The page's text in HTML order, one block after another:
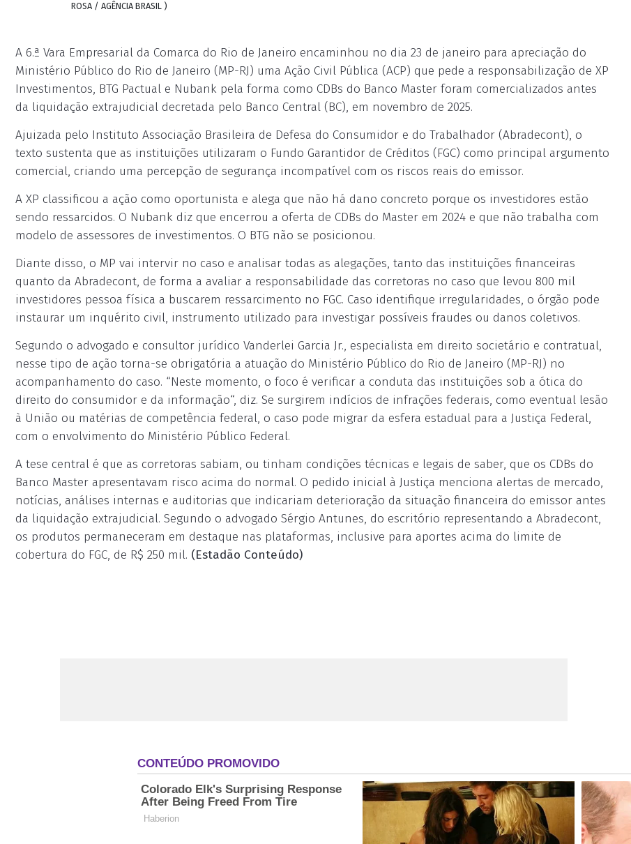
ROSA / AGÊNCIA BRASIL )
A 6.ª Vara Empresarial da Comarca do Rio de Janeiro encaminhou no dia 23 de janeiro para apreciação do
Ministério Público do Rio de Janeiro (MP-RJ) uma Ação Civil Pública (ACP) que pede a responsabilização de XP
Investimentos, BTG Pactual e Nubank pela forma como CDBs do Banco Master foram comercializados antes
da liquidação extrajudicial decretada pelo Banco Central (BC), em novembro de 2025.
Ajuizada pelo Instituto Associação Brasileira de Defesa do Consumidor e do Trabalhador (Abradecont), o
texto sustenta que as instituições utilizaram o Fundo Garantidor de Créditos (FGC) como principal argumento
comercial, criando uma percepção de segurança incompatível com os riscos reais do emissor.
A XP classificou a ação como oportunista e alega que não há dano concreto porque os investidores estão
sendo ressarcidos. O Nubank diz que encerrou a oferta de CDBs do Master em 2024 e que não trabalha com
modelo de assessores de investimentos. O BTG não se posicionou.
Diante disso, o MP vai intervir no caso e analisar todas as alegações, tanto das instituições financeiras
quanto da Abradecont, de forma a avaliar a responsabilidade das corretoras no caso que levou 800 mil
investidores pessoa física a buscarem ressarcimento no FGC. Caso identifique irregularidades, o órgão pode
instaurar um inquérito civil, instrumento utilizado para investigar possíveis fraudes ou danos coletivos.
Segundo o advogado e consultor jurídico Vanderlei Garcia Jr., especialista em direito societário e contratual,
nesse tipo de ação torna-se obrigatória a atuação do Ministério Público do Rio de Janeiro (MP-RJ) no
acompanhamento do caso. “Neste momento, o foco é verificar a conduta das instituições sob a ótica do
direito do consumidor e da informação“, diz. Se surgirem indícios de infrações federais, como eventual lesão
à União ou matérias de competência federal, o caso pode migrar da esfera estadual para a Justiça Federal,
com o envolvimento do Ministério Público Federal.
A tese central é que as corretoras sabiam, ou tinham condições técnicas e legais de saber, que os CDBs do
Banco Master apresentavam risco acima do normal. O pedido inicial à Justiça menciona alertas de mercado,
notícias, análises internas e auditorias que indicariam deterioração da situação financeira do emissor antes
da liquidação extrajudicial. Segundo o advogado Sérgio Antunes, do escritório representando a Abradecont,
os produtos permaneceram em destaque nas plataformas, inclusive para aportes acima do limite de
cobertura do FGC, de R$ 250 mil. (Estadão Conteúdo)